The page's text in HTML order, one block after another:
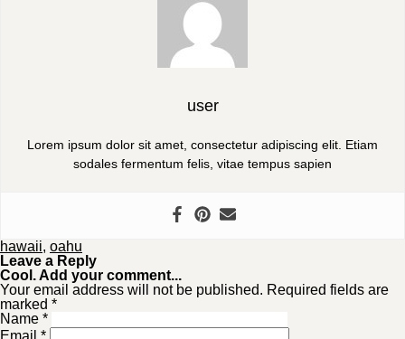
user
Lorem ipsum dolor sit amet, consectetur adipiscing elit. Etiam
sodales fermentum felis, vitae tempus sapien
hawaii, oahu
Leave a Reply
Cool. Add your comment...
Your email address will not be published. Required fields are
marked *
Name *